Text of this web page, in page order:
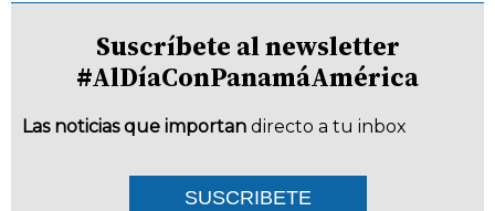
Suscríbete al newsletter
#AlDíaConPanamáAmérica
Las noticias que importan directo a tu inbox
SUSCRIBETE